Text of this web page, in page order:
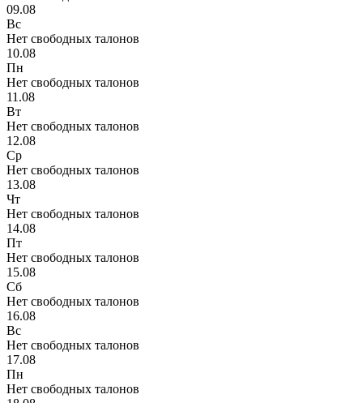
09.08
Вс
Нет свободных талонов
10.08
Пн
Нет свободных талонов
11.08
Вт
Нет свободных талонов
12.08
Ср
Нет свободных талонов
13.08
Чт
Нет свободных талонов
14.08
Пт
Нет свободных талонов
15.08
Сб
Нет свободных талонов
16.08
Вс
Нет свободных талонов
17.08
Пн
Нет свободных талонов